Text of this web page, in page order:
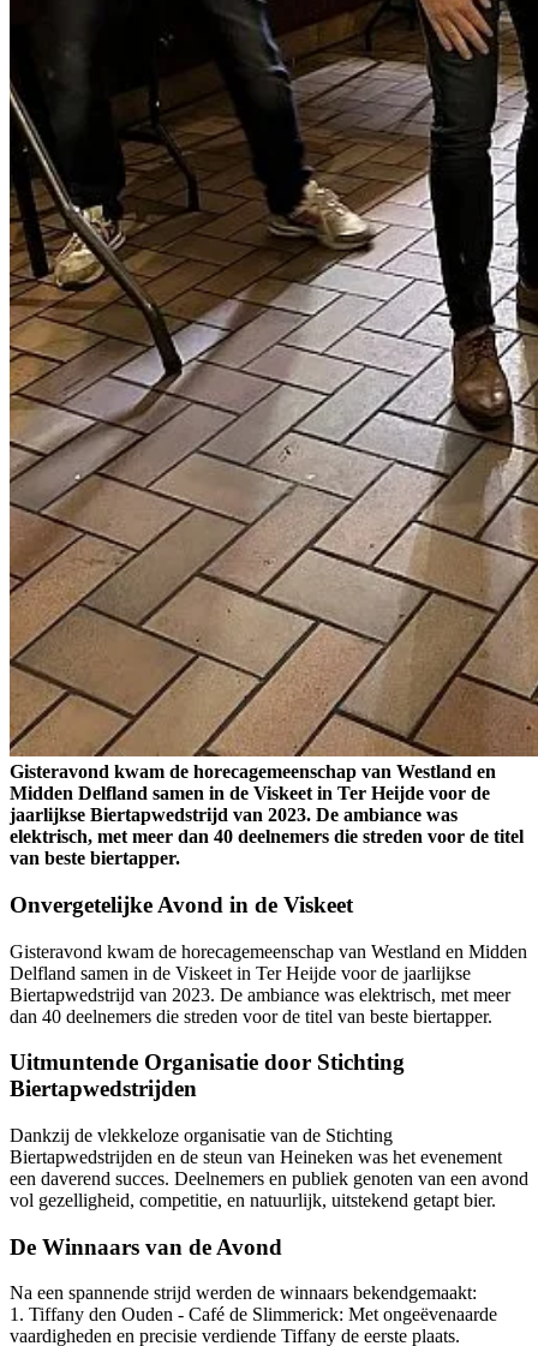
Gisteravond kwam de horecagemeenschap van Westland en
Midden Delfland samen in de Viskeet in Ter Heijde voor de
jaarlijkse Biertapwedstrijd van 2023. De ambiance was
elektrisch, met meer dan 40 deelnemers die streden voor de titel
van beste biertapper.
Onvergetelijke Avond in de Viskeet
Gisteravond kwam de horecagemeenschap van Westland en Midden
Delfland samen in de Viskeet in Ter Heijde voor de jaarlijkse
Biertapwedstrijd van 2023. De ambiance was elektrisch, met meer
dan 40 deelnemers die streden voor de titel van beste biertapper.
Uitmuntende Organisatie door Stichting
Biertapwedstrijden
Dankzij de vlekkeloze organisatie van de Stichting
Biertapwedstrijden en de steun van Heineken was het evenement
een daverend succes. Deelnemers en publiek genoten van een avond
vol gezelligheid, competitie, en natuurlijk, uitstekend getapt bier.
De Winnaars van de Avond
Na een spannende strijd werden de winnaars bekendgemaakt:
1. Tiffany den Ouden - Café de Slimmerick: Met ongeëvenaarde
vaardigheden en precisie verdiende Tiffany de eerste plaats.